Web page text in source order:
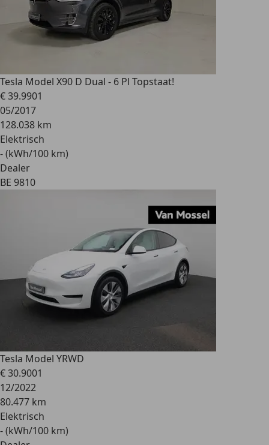
Tesla Model X90 D Dual - 6 Pl Topstaat!
€ 39.9901
05/2017
128.038 km
Elektrisch
- (kWh/100 km)
Dealer
BE 9810
Tesla Model YRWD
€ 30.9001
12/2022
80.477 km
Elektrisch
- (kWh/100 km)